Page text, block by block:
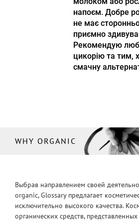
напоєм. Добре
не має
приємно
Рекомендую
цикорію та тим,
смачну
WHY ORGANIC
Выбрав направлением своей
organic, Glossary предлагает
исключительно высокого качества.
органических средств,